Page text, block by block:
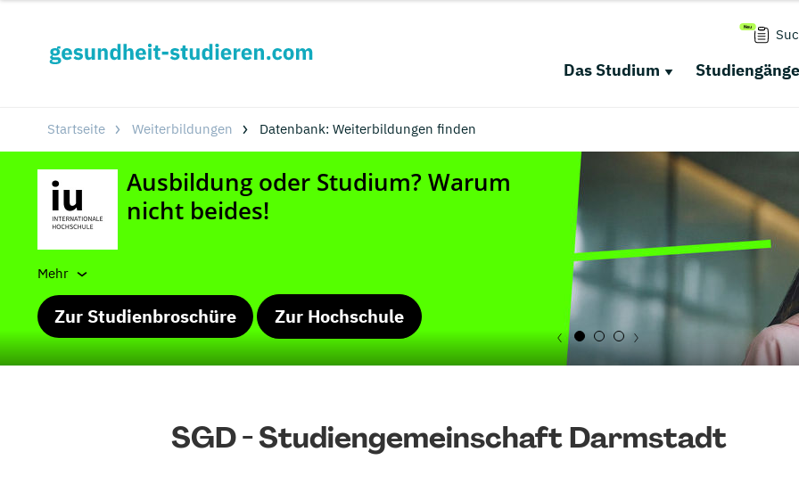
Das Studium Studiengänge
Startseite Weiterbildungen Datenbank: Weiterbildungen finden
Mehr
Zur Studienbroschüre Zur Hochschule
SGD - Studiengemeinschaft Darmstadt